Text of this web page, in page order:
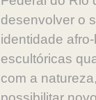
desenvolver o
identidade
escultóricas
com a